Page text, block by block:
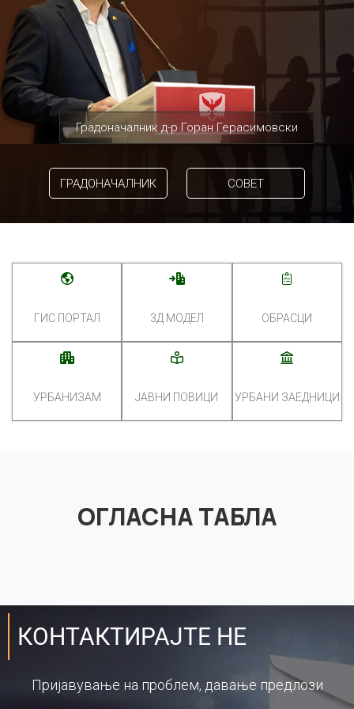
Градоначалник д-р Горан Герасимовски
ГРАДОНАЧАЛНИК СОВЕТ
ГИС ПОРТАЛ 3Д МОДЕЛ ОБРАСЦИ
УРБАНИЗАМ ЈАВНИ ПОВИЦИ УРБАНИ ЗАЕДНИЦИ
ОГЛАСНА ТАБЛА
КОНТАКТИРАЈТЕ НЕ
Пријавување на проблем, давање предлози